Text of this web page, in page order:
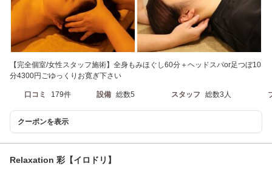
【完全個室/女性スタッフ施術】全身もみほぐし60分＋ヘッドスパor足つぼ10
分4300円ごゆっくりお寛ぎ下さい
口コミ 179件 設備 総数5 スタッフ 総数3人
クーポンを表示
Relaxation 彩【イロドリ】